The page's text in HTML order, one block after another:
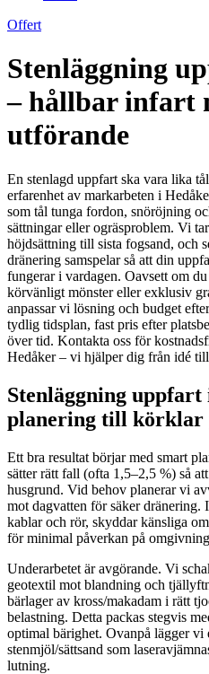
Offert
Stenläggning
– hållbar infart
utförande
En stenlagd uppfart ska vara lika
erfarenhet av markarbeten i
som tål tunga fordon, snöröjning
sättningar eller ogräsproblem. Vi
höjdsättning till sista fogsand, och
dränering samspelar så att din
fungerar i vardagen. Oavsett om
körvänligt mönster eller exklusiv
anpassar vi lösning och budget
tydlig tidsplan, fast pris efter
över tid. Kontakta oss för
Hedåker – vi hjälper dig från idé
Stenläggning
planering till körklar
Ett bra resultat börjar med smart
sätter rätt fall (ofta 1,5–2,5 %) så
husgrund. Vid behov planerar vi
mot dagvatten för säker
kablar och rör, skyddar känsliga
för minimal påverkan på
Underarbetet är avgörande. Vi
geotextil mot blandning och
bärlager av kross/makadam i rätt
belastning. Detta packas stegvis
optimal bärighet. Ovanpå lägger vi
stenmjöl/sättsand som
lutning.